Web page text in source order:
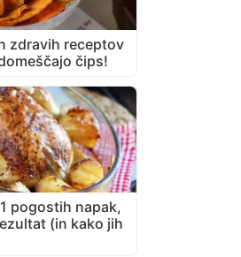
zdravih receptov
čips!
pogostih napak,
(in kako jih